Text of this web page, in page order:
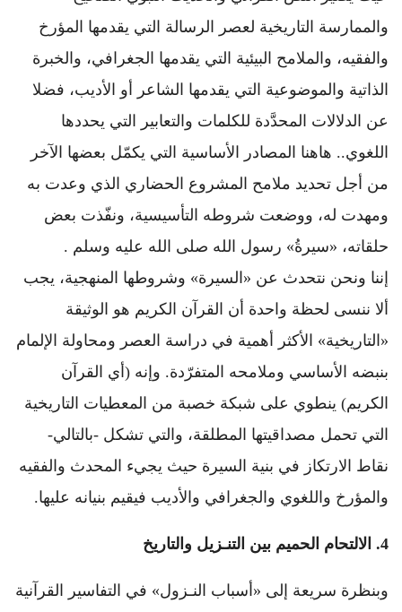
والممارسة التاريخية لعصر الرسالة التي يقدمها المؤرخ
والفقيه، والملامح البيئية التي يقدمها الجغرافي، والخبرة
الذاتية والموضوعية التي يقدمها الشاعر أو الأديب، فضلا
عن الدلالات المحدَّدة للكلمات والتعابير التي يحددها
اللغوي.. هاهنا المصادر الأساسية التي يكمّل بعضها الآخر
من أجل تحديد ملامح المشروع الحضاري الذي وعدت به
ومهدت له، ووضعت شروطه التأسيسية، ونفّذت بعض
حلقاته، «سيرةُ» رسول الله صلى الله عليه وسلم .
إننا ونحن نتحدث عن «السيرة» وشروطها المنهجية، يجب
ألا ننسى لحظة واحدة أن القرآن الكريم هو الوثيقة
«التاريخية» الأكثر أهمية في دراسة العصر ومحاولة الإلمام
بنبضه الأساسي وملامحه المتفرّدة. وإنه (أي القرآن
الكريم) ينطوي على شبكة خصبة من المعطيات التاريخية
التي تحمل مصداقيتها المطلقة، والتي تشكل -بالتالي-
نقاط الارتكاز في بنية السيرة حيث يجيء المحدث والفقيه
والمؤرخ واللغوي والجغرافي والأديب فيقيم بنيانه عليها.
4. الالتحام الحميم بين التنـزيل والتاريخ
وبنظرة سريعة إلى «أسباب النـزول» في التفاسير القرآنية